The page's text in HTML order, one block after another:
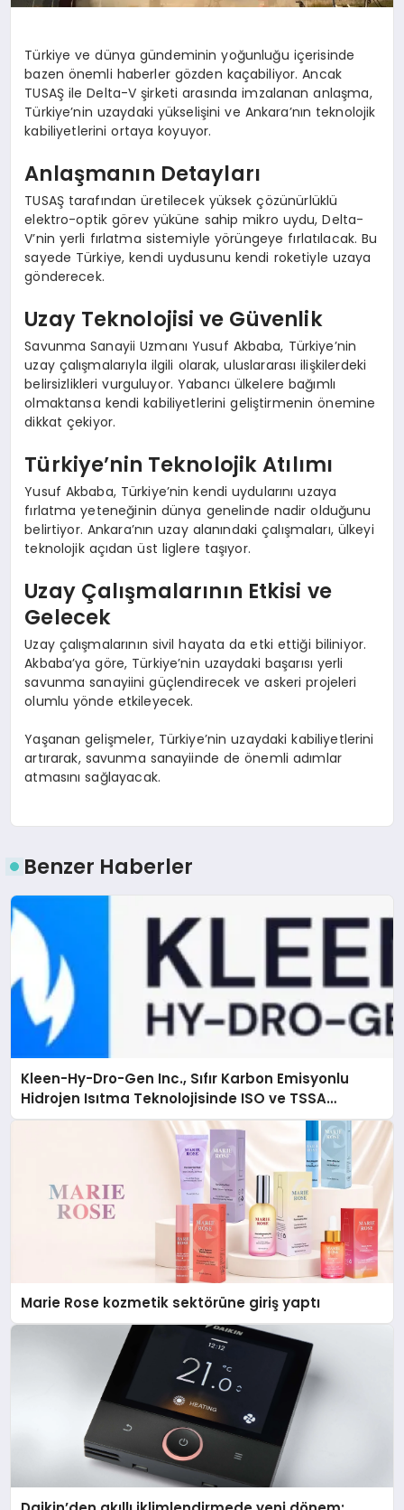
Türkiye ve dünya gündeminin yoğunluğu içerisinde
bazen önemli haberler gözden kaçabiliyor. Ancak
TUSAŞ ile Delta-V şirketi arasında imzalanan anlaşma,
Türkiye’nin uzaydaki yükselişini ve Ankara’nın teknolojik
kabiliyetlerini ortaya koyuyor.
Anlaşmanın Detayları
TUSAŞ tarafından üretilecek yüksek çözünürlüklü
elektro-optik görev yüküne sahip mikro uydu, Delta-
V’nin yerli fırlatma sistemiyle yörüngeye fırlatılacak. Bu
sayede Türkiye, kendi uydusunu kendi roketiyle uzaya
gönderecek.
Uzay Teknolojisi ve Güvenlik
Savunma Sanayii Uzmanı Yusuf Akbaba, Türkiye’nin
uzay çalışmalarıyla ilgili olarak, uluslararası ilişkilerdeki
belirsizlikleri vurguluyor. Yabancı ülkelere bağımlı
olmaktansa kendi kabiliyetlerini geliştirmenin önemine
dikkat çekiyor.
Türkiye’nin Teknolojik Atılımı
Yusuf Akbaba, Türkiye’nin kendi uydularını uzaya
fırlatma yeteneğinin dünya genelinde nadir olduğunu
belirtiyor. Ankara’nın uzay alanındaki çalışmaları, ülkeyi
teknolojik açıdan üst liglere taşıyor.
Uzay Çalışmalarının Etkisi ve
Gelecek
Uzay çalışmalarının sivil hayata da etki ettiği biliniyor.
Akbaba’ya göre, Türkiye’nin uzaydaki başarısı yerli
savunma sanayiini güçlendirecek ve askeri projeleri
olumlu yönde etkileyecek.
Yaşanan gelişmeler, Türkiye’nin uzaydaki kabiliyetlerini
artırarak, savunma sanayiinde de önemli adımlar
atmasını sağlayacak.
Benzer Haberler
Kleen-Hy-Dro-Gen Inc., Sıfır Karbon Emisyonlu
Hidrojen Isıtma Teknolojisinde ISO ve TSSA
Düzenleyici Onaylarını Aldı
Marie Rose kozmetik sektörüne giriş yaptı